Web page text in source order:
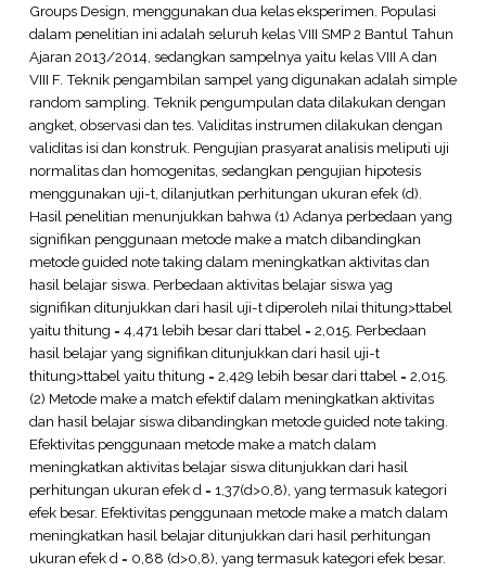
Groups Design, menggunakan dua kelas eksperimen. Populasi
dalam penelitian ini adalah seluruh kelas VIII SMP 2 Bantul Tahun
Ajaran 2013/2014, sedangkan sampelnya yaitu kelas VIII A dan
VIII F. Teknik pengambilan sampel yang digunakan adalah simple
random sampling. Teknik pengumpulan data dilakukan dengan
angket, observasi dan tes. Validitas instrumen dilakukan dengan
validitas isi dan konstruk. Pengujian prasyarat analisis meliputi uji
normalitas dan homogenitas, sedangkan pengujian hipotesis
menggunakan uji-t, dilanjutkan perhitungan ukuran efek (d).
Hasil penelitian menunjukkan bahwa (1) Adanya perbedaan yang
signifikan penggunaan metode make a match dibandingkan
metode guided note taking dalam meningkatkan aktivitas dan
hasil belajar siswa. Perbedaan aktivitas belajar siswa yag
signifikan ditunjukkan dari hasil uji-t diperoleh nilai thitung>ttabel
yaitu thitung = 4,471 lebih besar dari ttabel = 2,015. Perbedaan
hasil belajar yang signifikan ditunjukkan dari hasil uji-t
thitung>ttabel yaitu thitung = 2,429 lebih besar dari ttabel = 2,015.
(2) Metode make a match efektif dalam meningkatkan aktivitas
dan hasil belajar siswa dibandingkan metode guided note taking.
Efektivitas penggunaan metode make a match dalam
meningkatkan aktivitas belajar siswa ditunjukkan dari hasil
perhitungan ukuran efek d = 1,37(d>0,8), yang termasuk kategori
efek besar. Efektivitas penggunaan metode make a match dalam
meningkatkan hasil belajar ditunjukkan dari hasil perhitungan
ukuran efek d = 0,88 (d>0,8), yang termasuk kategori efek besar.